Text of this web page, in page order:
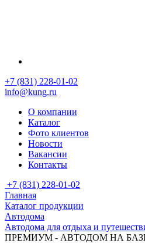
+7 (831) 228-01-02
info@kung.ru
О компании
Каталог
Фото клиентов
Новости
Вакансии
Контакты
+7 (831) 228-01-02
Главная
Каталог продукции
Автодома
Автодома для отдыха и
ПРЕМИУМ - АВТОДОМ НА БАЗЕ